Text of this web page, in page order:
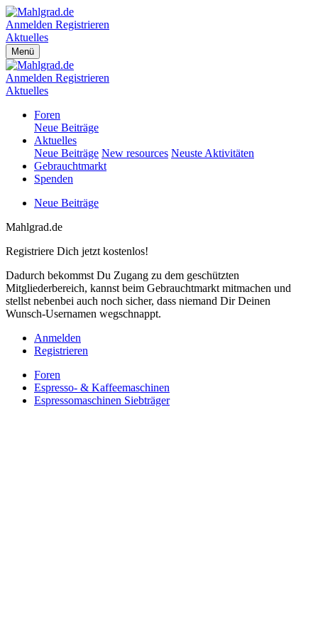
Anmelden Registrieren
Aktuelles
Menü
Anmelden Registrieren
Aktuelles
Foren
Neue Beiträge
Aktuelles
Neue Beiträge New resources Neuste Aktivitäten
Gebrauchtmarkt
Spenden
Neue Beiträge
Mahlgrad.de
Registriere Dich jetzt kostenlos!
Dadurch bekommst Du Zugang zu dem geschützten
Mitgliederbereich, kannst beim Gebrauchtmarkt mitmachen und
stellst nebenbei auch noch sicher, dass niemand Dir Deinen
Wunsch-Usernamen wegschnappt.
Anmelden
Registrieren
Foren
Espresso- & Kaffeemaschinen
Espressomaschinen Siebträger